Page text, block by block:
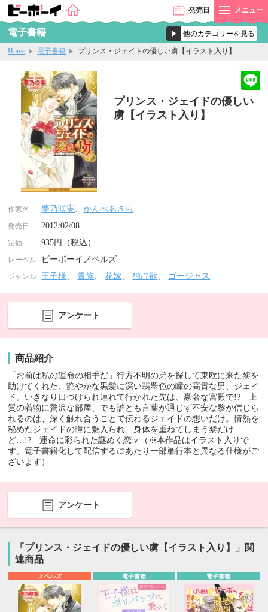
発売日 メニュー
電子書籍
Home 電子書籍 プリンス・ジェイドの優しい虜【イラスト入り】
プリンス・ジェイドの優しい
虜【イラスト入り】
作家名 夢乃咲実、かんべあきら
発売日 2012/02/08
定価 935円（税込）
レーベル ビーボーイノベルズ
ジャンル 王子様、貴族、花嫁、独占欲、 ゴージャス
アンケート
商品紹介
「お前は私の運命の相手だ」行方不明の弟を探して東欧に来た黎を
助けてくれた、艶やかな黒髪に深い翡翠色の瞳の高貴な男、ジェイ
ド。いきなり口づけられ連れて行かれた先は、豪奢な宮殿で!? 上
質の着物に贅沢な部屋、でも誰とも言葉が通じず不安な黎が信じら
れるのは、深く触れ合うことで伝わるジェイドの想いだけ。情熱を
秘めたジェイドの瞳に魅入られ、身体を重ねてしまう黎だけ
ど…!? 運命に彩られた謎めく恋ｖ（※本作品はイラスト入りで
す。電子書籍化して配信するにあたり一部単行本と異なる仕様がご
ざいます）
アンケート
「プリンス・ジェイドの優しい虜【イラスト入り】」関
連商品
ノベルズ 電子書籍 電子書籍